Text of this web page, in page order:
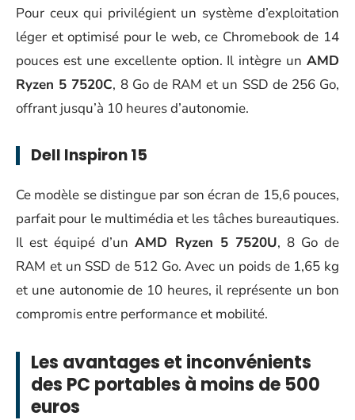
Pour ceux qui privilégient un système d’exploitation
léger et optimisé pour le web, ce Chromebook de 14
pouces est une excellente option. Il intègre un AMD
Ryzen 5 7520C, 8 Go de RAM et un SSD de 256 Go,
offrant jusqu’à 10 heures d’autonomie.
Dell Inspiron 15
Ce modèle se distingue par son écran de 15,6 pouces,
parfait pour le multimédia et les tâches bureautiques.
Il est équipé d’unAMD Ryzen 5 7520U, 8 Go de
RAM et un SSD de 512 Go. Avec un poids de 1,65 kg
et une autonomie de 10 heures, il représente un bon
compromis entre performance et mobilité.
Les avantages et inconvénients
des PC portables à moins de 500
euros